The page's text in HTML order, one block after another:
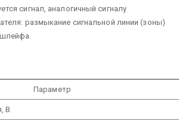
сигнал, аналогичный сигналу
размыкание сигнальной линии (зоны)
Параметр
В